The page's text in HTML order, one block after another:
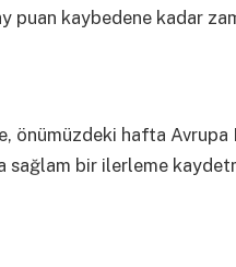
puan kaybedene kadar
önümüzdeki hafta
sağlam bir ilerleme